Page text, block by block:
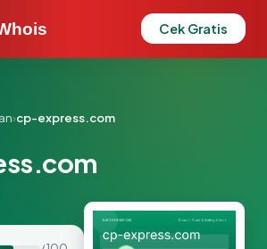
Cek Gratis
›cp-express.com